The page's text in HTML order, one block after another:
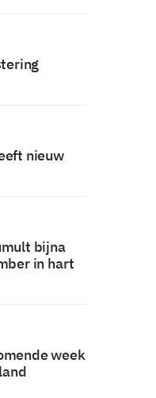
nieuw
bijna
in hart
week